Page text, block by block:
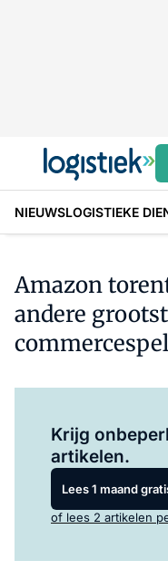
NIEUWSLOGISTIEKE
Amazon
andere
Krijg
artikelen.
Lees 1 maand
of lees 2 artikelen